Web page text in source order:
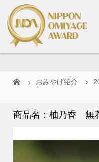
おみやげ紹介
商品名：柚乃香